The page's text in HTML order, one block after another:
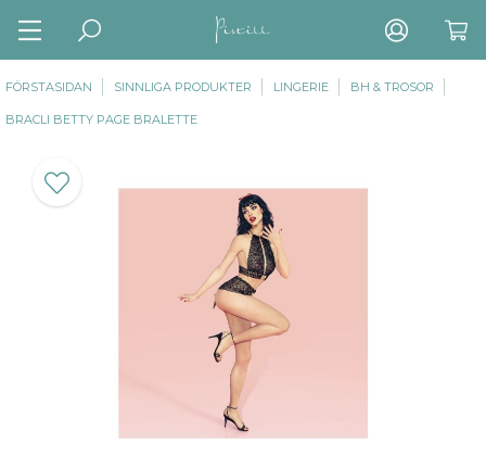
FÖRSTASIDAN SINNLIGA PRODUKTER LINGERIE BH & TROSOR
BRACLI BETTY PAGE BRALETTE